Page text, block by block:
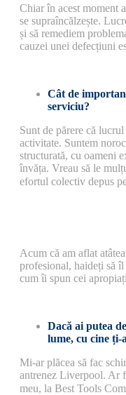
Chiar în acest moment
se supraîncălzește.
și să remediem
cauzei unei defecțiuni
Cât de
serviciu?
Sunt de părere că
activitate. Suntem
structurată, cu oameni
învăța. Vreau să le
efortul colectiv depus
Acum că am aflat
profesional, haideți să
cum îi spun cei
Dacă ai putea
lume, cu cine ți-
Mi-ar plăcea să fac
antrenez Liverpool. Ar
meu, la Best Tools